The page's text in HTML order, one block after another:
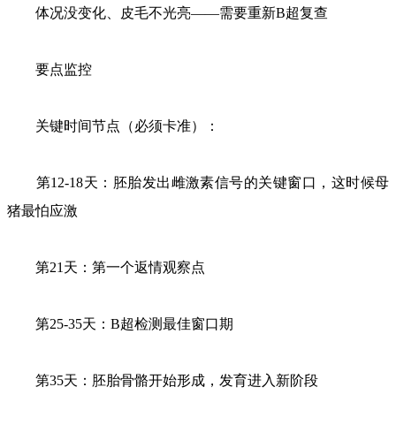
体况没变化、皮毛不光亮——需要重新B超复查
要点监控
关键时间节点（必须卡准）：
第12-18天：胚胎发出雌激素信号的关键窗口，这时候母
猪最怕应激
第21天：第一个返情观察点
第25-35天：B超检测最佳窗口期
第35天：胚胎骨骼开始形成，发育进入新阶段